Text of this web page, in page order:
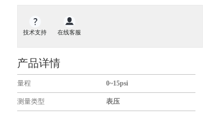
开关传感器
液位传感器
扭矩传感器
振动传感器
传感器仪表
无线通信模块
GNSS模块
围内的各种测量量程，电压输出值可正可负。传感器兼
容测量介质详情可查看命名规则中的端口材质。
技术支持 在线客服
产品详情
量程 0~15psi
测量类型 表压